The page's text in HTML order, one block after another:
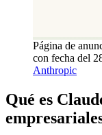
Página de
con fecha del
Anthropic
Qué es